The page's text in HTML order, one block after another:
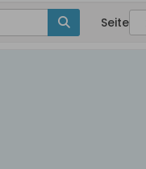
Seite